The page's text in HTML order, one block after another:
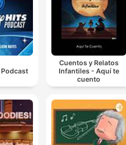
Cuentos y Relatos
Infantiles - Aquí te
cuento